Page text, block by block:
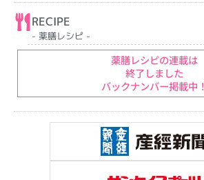
RECIPE
- 薬膳レシピ -
薬膳レシピの連載は
終了しました
バックナンバー掲載中！